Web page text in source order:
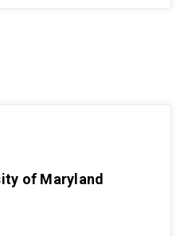
of Maryland